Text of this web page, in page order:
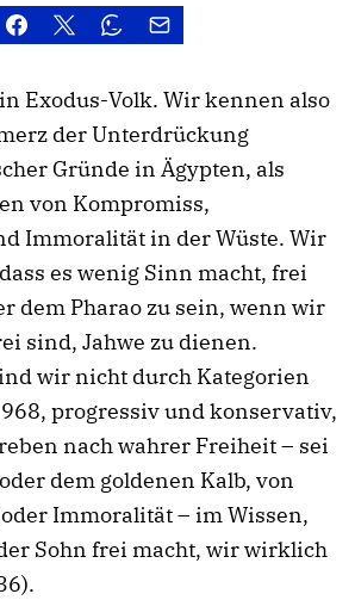
Exodus-Volk. Wir kennen also
der Unterdrückung
Gründe in Ägypten, als
von Kompromiss,
Immoralität in der Wüste. Wir
es wenig Sinn macht, frei
dem Pharao zu sein, wenn wir
sind, Jahwe zu dienen.
wir nicht durch Kategorien
progressiv und konservativ,
nach wahrer Freiheit – sei
dem goldenen Kalb, von
Immoralität – im Wissen,
Sohn frei macht, wir wirklich